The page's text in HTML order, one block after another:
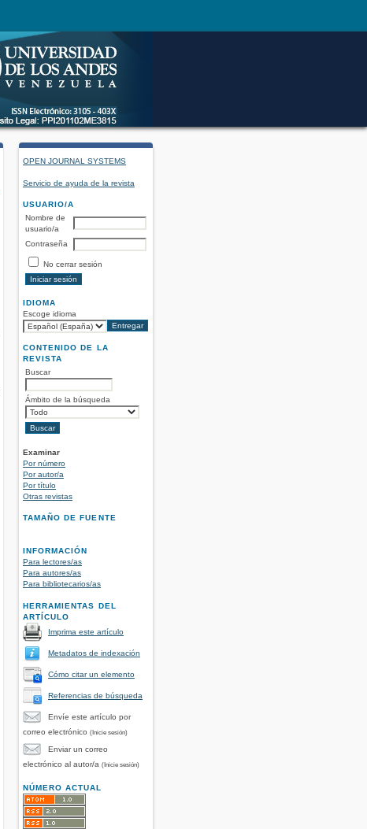
OPEN JOURNAL SYSTEMS
Servicio de ayuda de la revista
USUARIO/A
Nombre de
usuario/a
Contraseña
No cerrar sesión
IDIOMA
Escoge idioma
CONTENIDO DE LA
REVISTA
Buscar
Ámbito de la búsqueda
Examinar
Por número
Por autor/a
Por título
Otras revistas
TAMAÑO DE FUENTE
INFORMACIÓN
Para lectores/as
Para autores/as
Para bibliotecarios/as
HERRAMIENTAS DEL
ARTÍCULO
Imprima este artículo
Metadatos de indexación
Cómo citar un elemento
Referencias de búsqueda
Envíe este artículo por
correo electrónico (Inicie sesión)
Enviar un correo
electrónico al autor/a (Inicie sesión)
NÚMERO ACTUAL